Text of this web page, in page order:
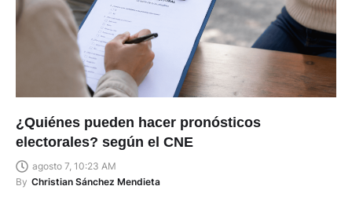
¿Quiénes pueden hacer pronósticos
electorales? según el CNE
agosto 7, 10:23 AM
By Christian Sánchez Mendieta